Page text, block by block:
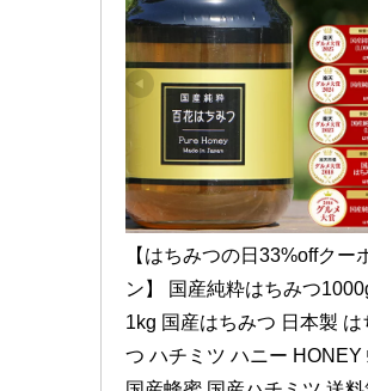
【はちみつの日33%offクー
ン】 国産純粋はちみつ
1kg 国産はちみつ 日本製 は
つ ハチミツ ハニー HONEY